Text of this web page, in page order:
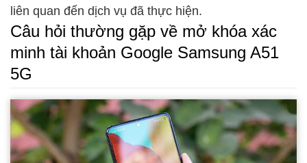
liên quan đến dịch vụ đã thực hiện.
Câu hỏi thường gặp về mở khóa xác
minh tài khoản Google Samsung A51
5G